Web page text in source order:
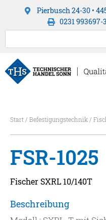
Pierbusch 24-30 •
0231 993697-
Start/ Befestigungstechnik/
FSR-1025
Fischer SXRL 10/140T
Beschreibung